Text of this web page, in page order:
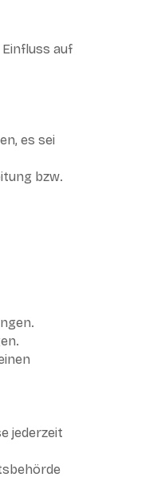
auf
es sei
bzw.
jederzeit